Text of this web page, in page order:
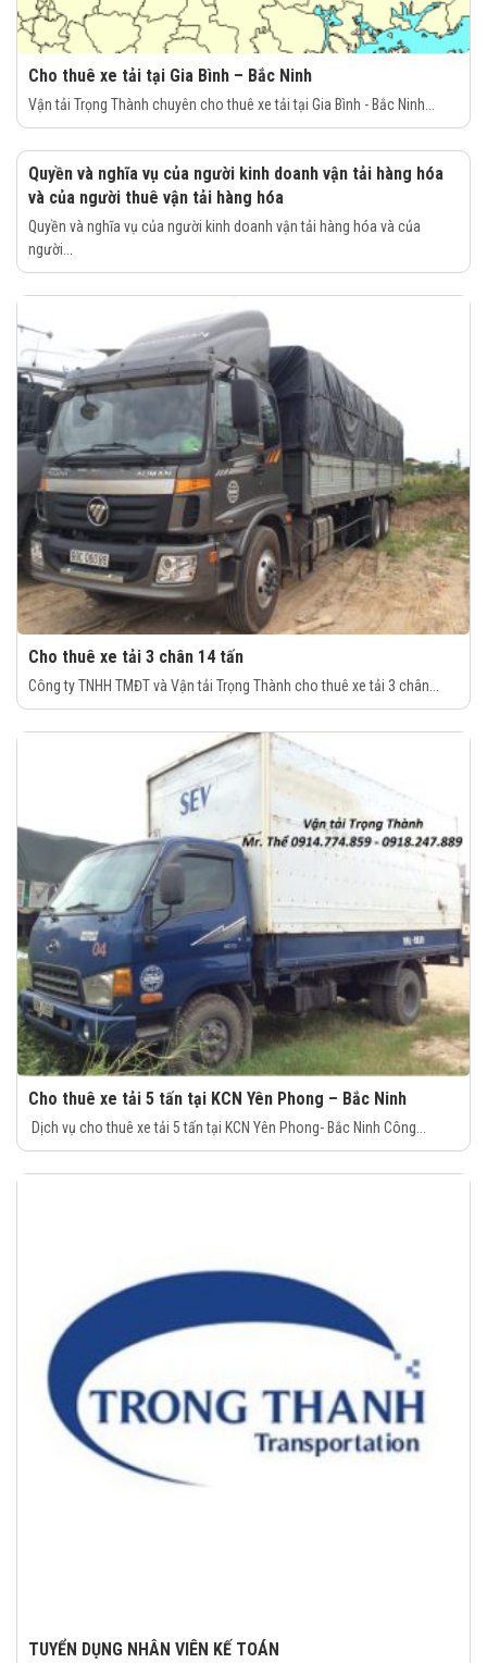
Cho thuê xe tải tại Gia Bình – Bắc Ninh
Vận tải Trọng Thành chuyên cho thuê xe tải tại Gia Bình - Bắc Ninh...
Quyền và nghĩa vụ của người kinh doanh vận tải hàng hóa
và của người thuê vận tải hàng hóa
Quyền và nghĩa vụ của người kinh doanh vận tải hàng hóa và của
người...
Cho thuê xe tải 3 chân 14 tấn
Công ty TNHH TMĐT và Vận tải Trọng Thành cho thuê xe tải 3 chân...
Cho thuê xe tải 5 tấn tại KCN Yên Phong – Bắc Ninh
Dịch vụ cho thuê xe tải 5 tấn tại KCN Yên Phong- Bắc Ninh Công...
TUYỂN DỤNG NHÂN VIÊN KẾ TOÁN